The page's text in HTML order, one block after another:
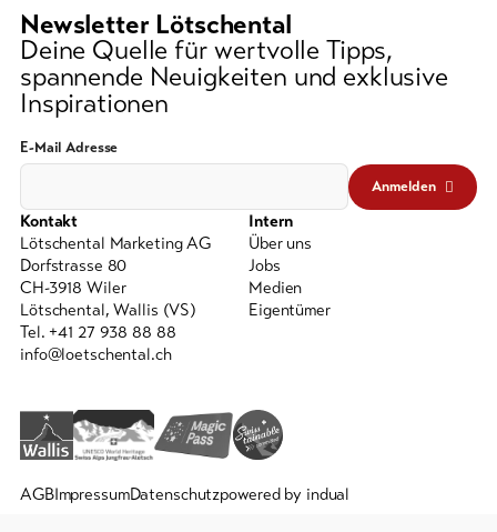
Newsletter Lötschental
Deine Quelle für wertvolle Tipps,
spannende Neuigkeiten und exklusive
Inspirationen
E-Mail Adresse
Anmelden
Kontakt
Lötschental Marketing AG
Dorfstrasse 80
CH-3918 Wiler
Lötschental, Wallis (VS)
Tel. +41 27 938 88 88
info@loetschental.ch
Intern
Über uns
Jobs
Medien
Eigentümer
AGBImpressumDatenschutzpowered by indual